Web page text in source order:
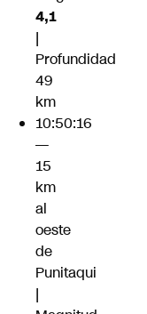
4,1
|
Profundidad
49
km
10:50:16
—
15
km
al
oeste
de
Punitaqui
|